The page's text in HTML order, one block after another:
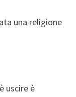
una religione
uscire è